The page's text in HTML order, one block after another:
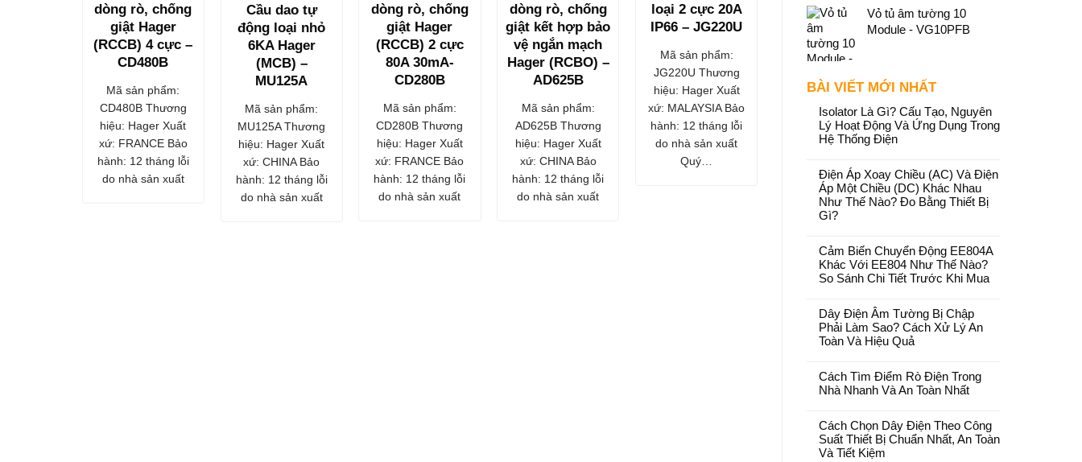
Vỏ tủ âm tường 10
Module - VG10PFB
BÀI VIẾT MỚI NHẤT
Isolator Là Gì? Cấu Tạo, Nguyên
Lý Hoạt Động Và Ứng Dụng Trong
Hệ Thống Điện
Điện Áp Xoay Chiều (AC) Và Điện
Áp Một Chiều (DC) Khác Nhau
Như Thế Nào? Đo Bằng Thiết Bị
Gì?
Cảm Biến Chuyển Động EE804A
Khác Với EE804 Như Thế Nào?
So Sánh Chi Tiết Trước Khi Mua
Dây Điện Âm Tường Bị Chập
Phải Làm Sao? Cách Xử Lý An
Toàn Và Hiệu Quả
Cách Tìm Điểm Rò Điện Trong
Nhà Nhanh Và An Toàn Nhất
Cách Chọn Dây Điện Theo Công
Suất Thiết Bị Chuẩn Nhất, An Toàn
Và Tiết Kiệm
dòng rò, chống
giật Hager
(RCCB) 4 cực –
CD480B
Mã sản phẩm:
CD480B Thương
hiệu: Hager Xuất
xứ: FRANCE Bảo
hành: 12 tháng lỗi
do nhà sản xuất
Cầu dao tự
động loại nhỏ
6KA Hager
(MCB) –
MU125A
Mã sản phẩm:
MU125A Thương
hiệu: Hager Xuất
xứ: CHINA Bảo
hành: 12 tháng lỗi
do nhà sản xuất
dòng rò, chống
giật Hager
(RCCB) 2 cực
80A 30mA-
CD280B
Mã sản phẩm:
CD280B Thương
hiệu: Hager Xuất
xứ: FRANCE Bảo
hành: 12 tháng lỗi
do nhà sản xuất
dòng rò, chống
giật kết hợp bảo
vệ ngắn mạch
Hager (RCBO) –
AD625B
Mã sản phẩm:
AD625B Thương
hiệu: Hager Xuất
xứ: CHINA Bảo
hành: 12 tháng lỗi
do nhà sản xuất
loại 2 cực 20A
IP66 – JG220U
Mã sản phẩm:
JG220U Thương
hiệu: Hager Xuất
xứ: MALAYSIA Bảo
hành: 12 tháng lỗi
do nhà sản xuất
Quý…